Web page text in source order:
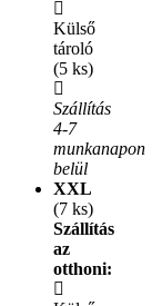
Külső
tároló
(5 ks)
Szállítás
4-7
munkanapon
belül
XXL
(7 ks)
Szállítás
az
otthoni: